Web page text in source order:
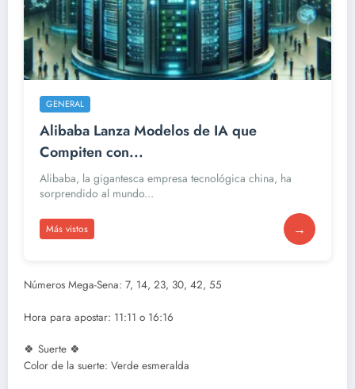
GENERAL
Alibaba Lanza Modelos de IA que
Compiten con...
Alibaba, la gigantesca empresa tecnológica china, ha
sorprendido al mundo...
Más vistos →
Números Mega-Sena: 7, 14, 23, 30, 42, 55
Hora para apostar: 11:11 o 16:16
🍀 Suerte 🍀
Color de la suerte: Verde esmeralda